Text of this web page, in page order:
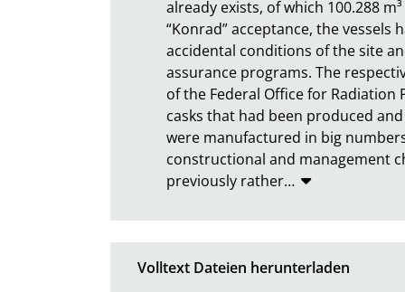
already exists, of which 100.288
“Konrad” acceptance, the
accidental conditions of the site
assurance programs. The
of the Federal Office for
casks that had been produced
were manufactured in big
constructional and management
previously rather…
Volltext Dateien herunterladen